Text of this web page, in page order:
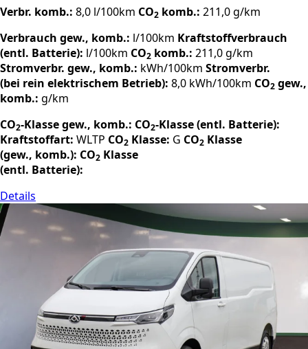
Verbr. komb.: 8,0 l/100km CO2 komb.: 211,0 g/km
Verbrauch gew., komb.: l/100km Kraftstoffverbrauch
(entl. Batterie): l/100km CO2 komb.: 211,0 g/km
Stromverbr. gew., komb.: kWh/100km Stromverbr.
(bei rein elektrischem Betrieb): 8,0 kWh/100km CO2 gew.,
komb.: g/km
CO2-Klasse gew., komb.: CO2-Klasse (entl. Batterie):
Kraftstoffart: WLTP CO2 Klasse: G CO2 Klasse
(gew., komb.): CO2 Klasse
(entl. Batterie):
Details